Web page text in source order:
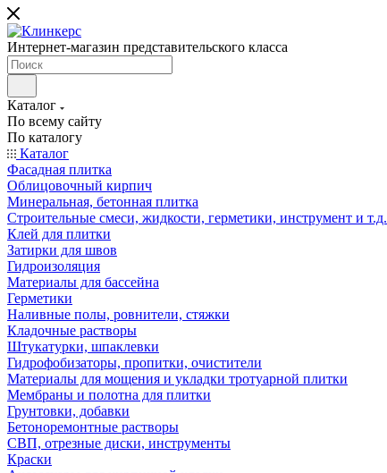
Интернет-магазин представительского класса
Каталог
По всему сайту
По каталогу
Каталог
Фасадная плитка
Облицовочный кирпич
Минеральная, бетонная плитка
Строительные смеси, жидкости, герметики, инструмент и т.д.
Клей для плитки
Затирки для швов
Гидроизоляция
Материалы для бассейна
Герметики
Наливные полы, ровнители, стяжки
Кладочные растворы
Штукатурки, шпаклевки
Гидрофобизаторы, пропитки, очистители
Материалы для мощения и укладки тротуарной плитки
Мембраны и полотна для плитки
Грунтовки, добавки
Бетоноремонтные растворы
СВП, отрезные диски, инструменты
Краски